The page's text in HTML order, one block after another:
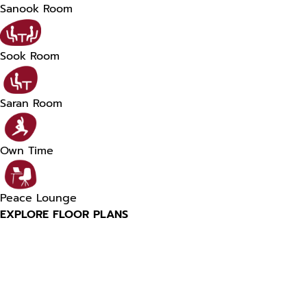
Sanook Room
Sook Room
Saran Room
Own Time
Peace Lounge
EXPLORE FLOOR PLANS